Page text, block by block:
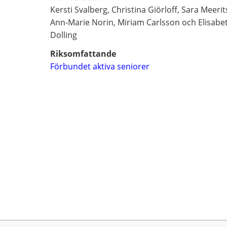
Kersti Svalberg, Christina Giörloff, Sara
Ann-Marie Norin, Miriam Carlsson och
Dolling
Riksomfattande
Förbundet aktiva seniorer